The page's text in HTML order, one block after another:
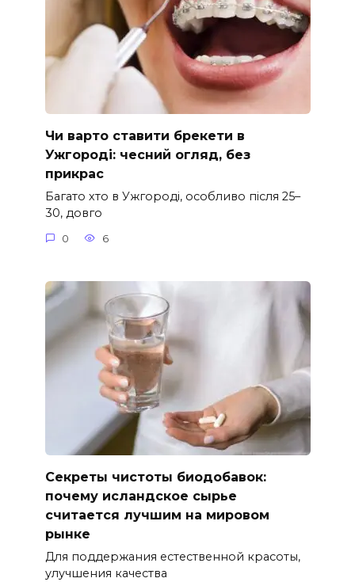
Чи варто ставити брекети в
Ужгороді: чесний огляд, без
прикрас
Багато хто в Ужгороді, особливо після 25–
30, довго
0 6
Секреты чистоты биодобавок:
почему исландское сырье
считается лучшим на мировом
рынке
Для поддержания естественной красоты,
улучшения качества